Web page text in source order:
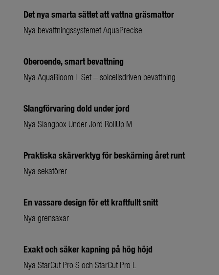
Det nya smarta sättet att vattna gräsmattor
Nya bevattningssystemet AquaPrecise
Oberoende, smart bevattning
Nya AquaBloom L Set – solcellsdriven bevattning
Slangförvaring dold under jord
Nya Slangbox Under Jord RollUp M
Praktiska skärverktyg för beskärning året runt
Nya sekatörer
En vassare design för ett kraftfullt snitt
Nya grensaxar
Exakt och säker kapning på hög höjd
Nya StarCut Pro S och StarCut Pro L